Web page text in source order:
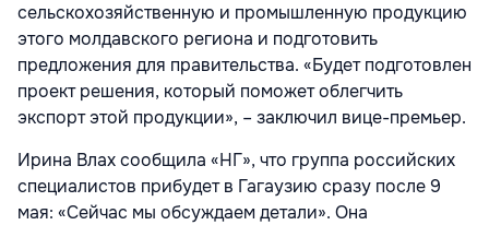
сельскохозяйственную и промышленную продукцию
этого молдавского региона и подготовить
предложения для правительства. «Будет подготовлен
проект решения, который поможет облегчить
экспорт этой продукции», – заключил вице-премьер.
Ирина Влах сообщила «НГ», что группа российских
специалистов прибудет в Гагаузию сразу после 9
мая: «Сейчас мы обсуждаем детали». Она